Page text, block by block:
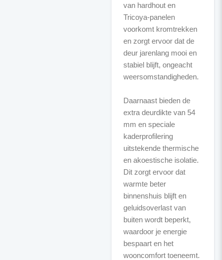
van hardhout en
Tricoya-panelen
voorkomt kromtrekken
en zorgt ervoor dat de
deur jarenlang mooi en
stabiel blijft, ongeacht
weersomstandigheden.
Daarnaast bieden de
extra deurdikte van 54
mm en speciale
kaderprofilering
uitstekende thermische
en akoestische isolatie.
Dit zorgt ervoor dat
warmte beter
binnenshuis blijft en
geluidsoverlast van
buiten wordt beperkt,
waardoor je energie
bespaart en het
wooncomfort toeneemt.